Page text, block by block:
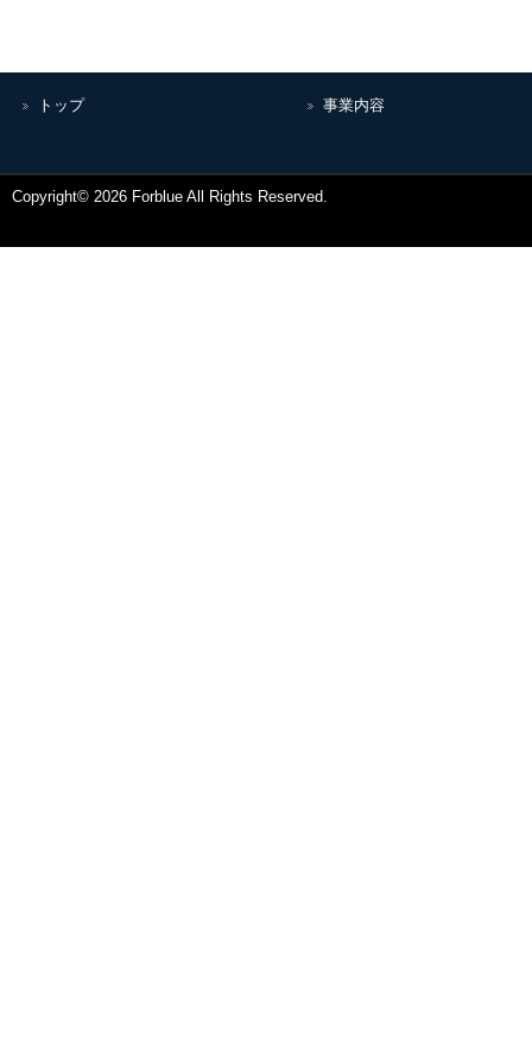
トップ 事業内容
Copyright© 2026 Forblue All Rights Reserved.